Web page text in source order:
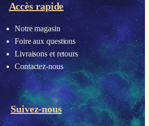
Accès rapide
Notre magasin
Foire aux questions
Livraisons et retours
Contactez-nous
Suivez-nous